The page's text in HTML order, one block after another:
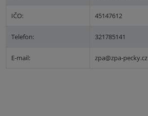
IČO: 45147612
Telefon: 321785141
E-mail: zpa@zpa-pecky.cz